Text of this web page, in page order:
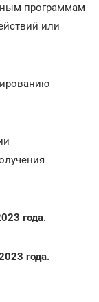
программам
или
года.
года.